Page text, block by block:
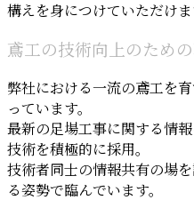
構えを身につけていただけま
鳶工の技術向上のため
弊社における一流の鳶工を
っています。
最新の足場工事に関する情
技術を積極的に採用。
技術者同士の情報共有の場
る姿勢で臨んでいます。